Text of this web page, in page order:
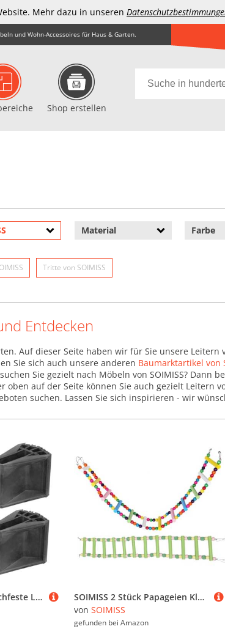
Mehr dazu in unseren
und Wohn-Accessoires für Haus & Garten.
Shop erstellen
Material Farbe
Tritte von SOIMISS
Entdecken
Auf dieser Seite haben wir für Sie unsere Leitern
Sie sich auch unsere anderen Baumarktartikel von
Sie gezielt nach Möbeln von SOIMISS? Dann
oben auf der Seite können Sie auch gezielt Leitern
suchen. Lassen Sie sich inspirieren - wir
SOIMISS 4 Stück Rutschfeste Leiterfüße Verstärkte Dicke Schutzkappen für Klappleitern Abriebfeste Gummipads Große Auflagefläche Langlebig und Sicher für Haushaltsleitern
SOIMISS 2 Stück Papageien Kletterleiter aus Holz Bunte Macaron-Farben Robust und Sicher Einfach zu Reinigen für Wellensittiche Nymphensittiche und Kleine Vögel im Käfig
von SOIMISS
gefunden bei Amazon